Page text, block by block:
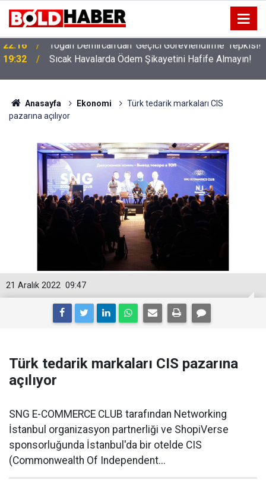
19:32 Sıcak Havalarda Ödem Şikayetini Hafife Almayın!
Anasayfa Ekonomi
Türk tedarik markaları CIS
pazarına açılıyor
09:47
21 Aralık 2022
Türk tedarik markaları CIS pazarına
açılıyor
SNG E-COMMERCE CLUB tarafından Networking
İstanbul organizasyon partnerliği ve ShopiVerse
sponsorluğunda İstanbul'da bir otelde CIS
(Commonwealth Of Independent...